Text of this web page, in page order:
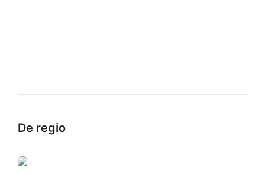
De regio